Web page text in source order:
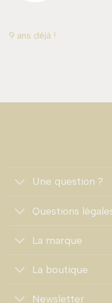
9 ans déjà !
Une question ?
Questions
La marque
La boutique
Newsletter